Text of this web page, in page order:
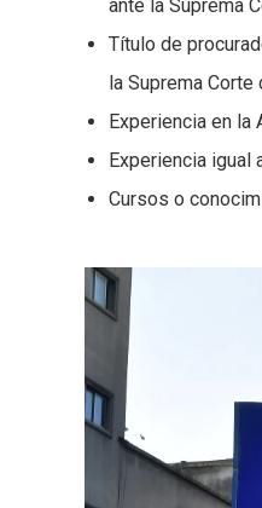
ante la Suprema
Título de
la Suprema
Experiencia en
Experiencia
Cursos o